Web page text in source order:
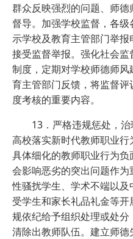
群众反映强烈的问题、师
督导。加强学校监督，各
示学校及教育主管部门举
接受监督举报。强化社会
制度，定期对学校师德师
育主管部门反馈，将监督
度考核的重要内容。
13．严格违规惩处，治
高校落实新时代教师职业
具体细化的教师职业行为
会影响恶劣的突出问题作
性骚扰学生、学术不端以
受学生和家长礼品礼金等
规依纪给予组织处理或处分
清除出教师队伍。建立师